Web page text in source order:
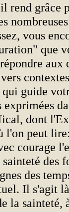
rend grâce
vous
que
aux
qui guide
dont
l'on peut
courage
des
des
Il s'agit
la sainteté,